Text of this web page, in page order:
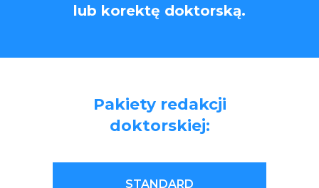
lub korektę doktorską.
Pakiety redakcji
doktorskiej:
STANDARD